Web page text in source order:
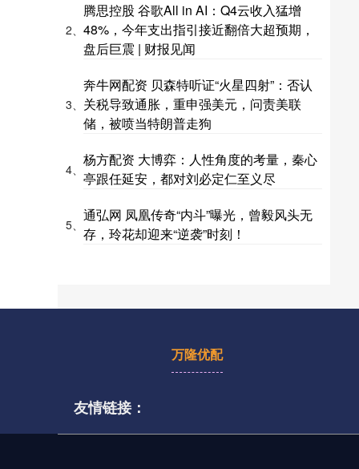
2、
腾思控股 谷歌All in AI：Q4云收入猛增
48%，今年支出指引接近翻倍大超预期，
盘后巨震 | 财报见闻
3、
奔牛网配资 贝森特听证“火星四射”：否认
关税导致通胀，重申强美元，问责美联
储，被喷当特朗普走狗
4、
杨方配资 大博弈：人性角度的考量，秦心
亭跟任延安，都对刘必定仁至义尽
5、
通弘网 凤凰传奇“内斗”曝光，曾毅风头无
存，玲花却迎来“逆袭”时刻！
万隆优配
友情链接：